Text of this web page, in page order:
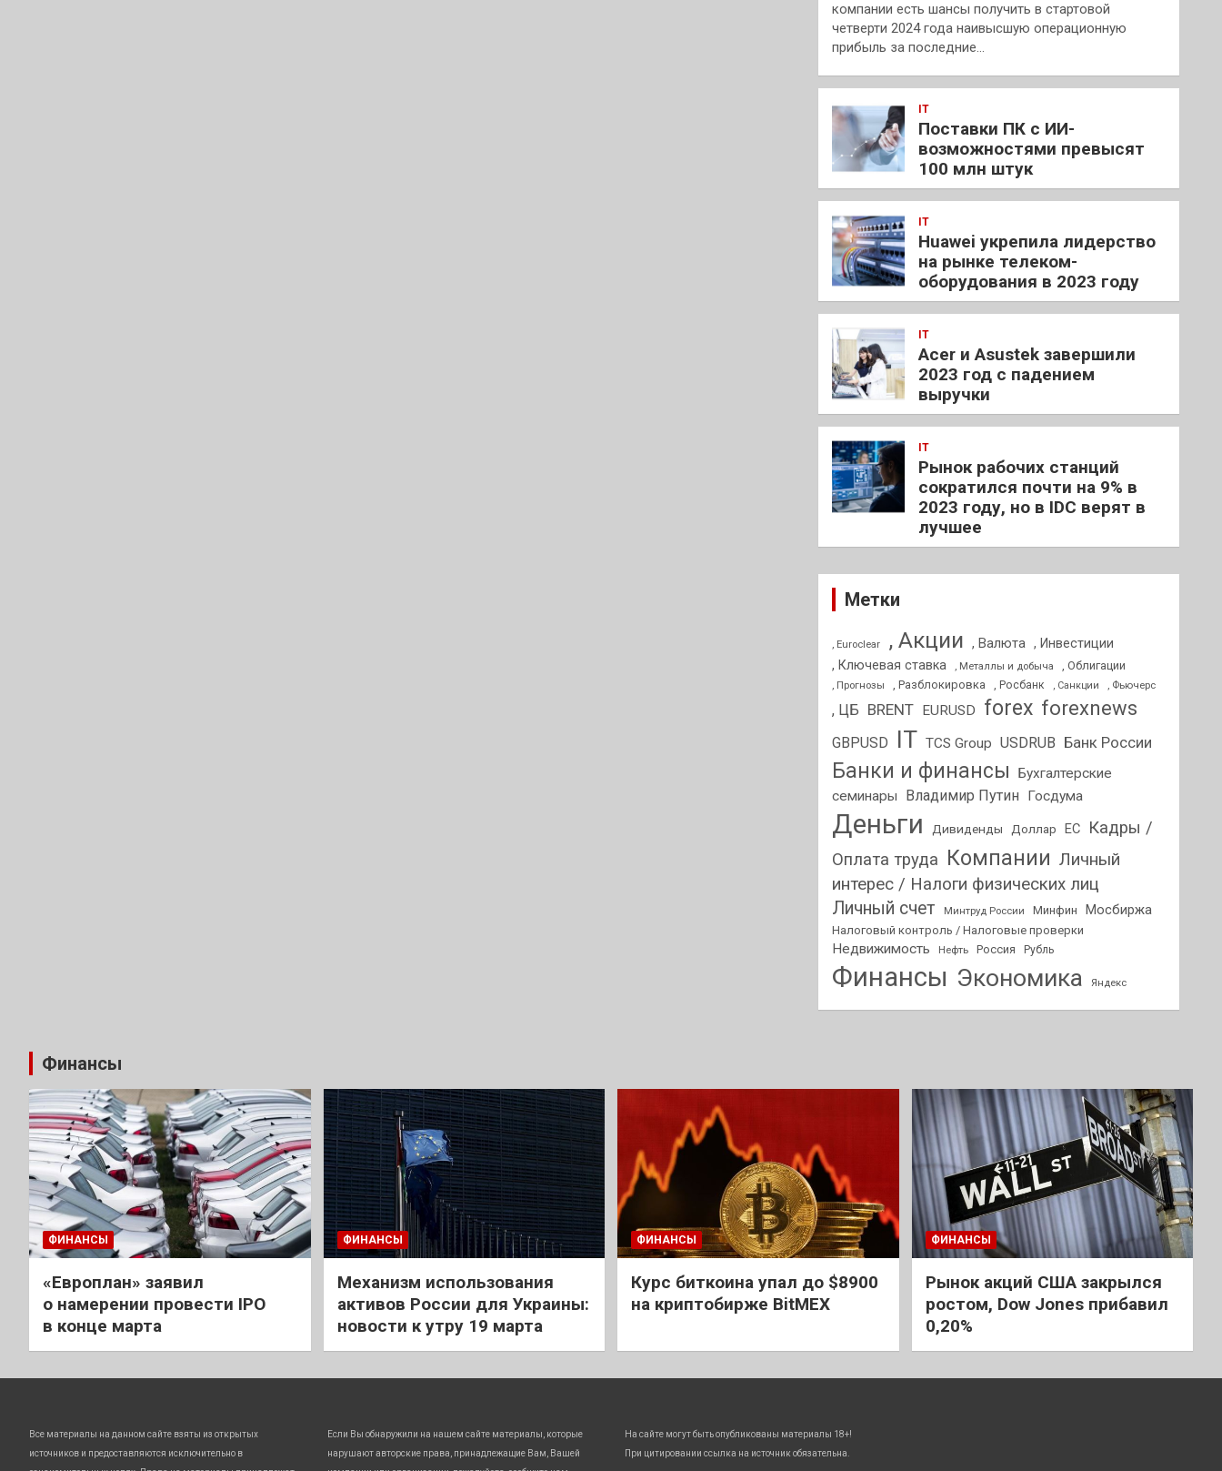
компании есть шансы получить в стартовой
четверти 2024 года наивысшую операционную
прибыль за последние…
IT
Поставки ПК с ИИ-
возможностями превысят
100 млн штук
IT
Huawei укрепила лидерство
на рынке телеком-
оборудования в 2023 году
IT
Acer и Asustek завершили
2023 год с падением
выручки
IT
Рынок рабочих станций
сократился почти на 9% в
2023 году, но в IDC верят в
лучшее
Метки
, Euroclear , Акции , Валюта , Инвестиции
, Ключевая ставка
, Металлы и добыча , Облигации
, Прогнозы , Разблокировка , Росбанк , Санкции , Фьючерс
, ЦБ BRENT EURUSD forex forexnews
GBPUSD IT TCS Group USDRUB Банк России
Банки и финансы
Бухгалтерские
семинары
Владимир Путин Госдума
Деньги Дивиденды Доллар ЕС
Кадры /
Оплата труда Компании Личный
интерес / Налоги физических лиц
Личный счет Минтруд России Минфин Мосбиржа
Налоговый контроль / Налоговые проверки
Недвижимость Нефть Россия Рубль
Финансы Экономика Яндекс
Финансы
ФИНАНСЫ
«Европлан» заявил
о намерении провести IPO
в конце марта
ФИНАНСЫ
Механизм использования
активов России для Украины:
новости к утру 19 марта
ФИНАНСЫ
Курс биткоина упал до $8900
на криптобирже BitMEX
ФИНАНСЫ
Рынок акций США закрылся
ростом, Dow Jones прибавил
0,20%
Все материалы на данном сайте взяты из открытых
источников и предоставляются исключительно в
Если Вы обнаружили на нашем сайте материалы, которые
нарушают авторские права, принадлежащие Вам, Вашей
На сайте могут быть опубликованы материалы 18+!
При цитировании ссылка на источник обязательна.